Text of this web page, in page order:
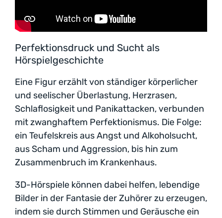
Perfektionsdruck und Sucht als
Hörspielgeschichte
Eine Figur erzählt von ständiger körperlicher
und seelischer Überlastung, Herzrasen,
Schlaflosigkeit und Panikattacken, verbunden
mit zwanghaftem Perfektionismus. Die Folge:
ein Teufelskreis aus Angst und Alkoholsucht,
aus Scham und Aggression, bis hin zum
Zusammenbruch im Krankenhaus.
3D-Hörspiele können dabei helfen, lebendige
Bilder in der Fantasie der Zuhörer zu erzeugen,
indem sie durch Stimmen und Geräusche ein